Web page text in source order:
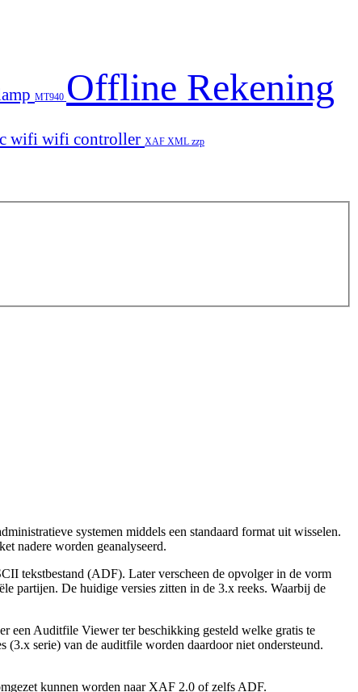
MT940 Offline Rekening
wifi wifi controller XAF XML zzp
systemen middels een standaard format uit wisselen.
nadere worden geanalyseerd.
tekstbestand (ADF). Later verscheen de opvolger in de vorm
partijen. De huidige versies zitten in de 3.x reeks. Waarbij de
een Auditfile Viewer ter beschikking gesteld welke gratis te
serie) van de auditfile worden daardoor niet ondersteund.
kunnen worden naar XAF 2.0 of zelfs ADF.